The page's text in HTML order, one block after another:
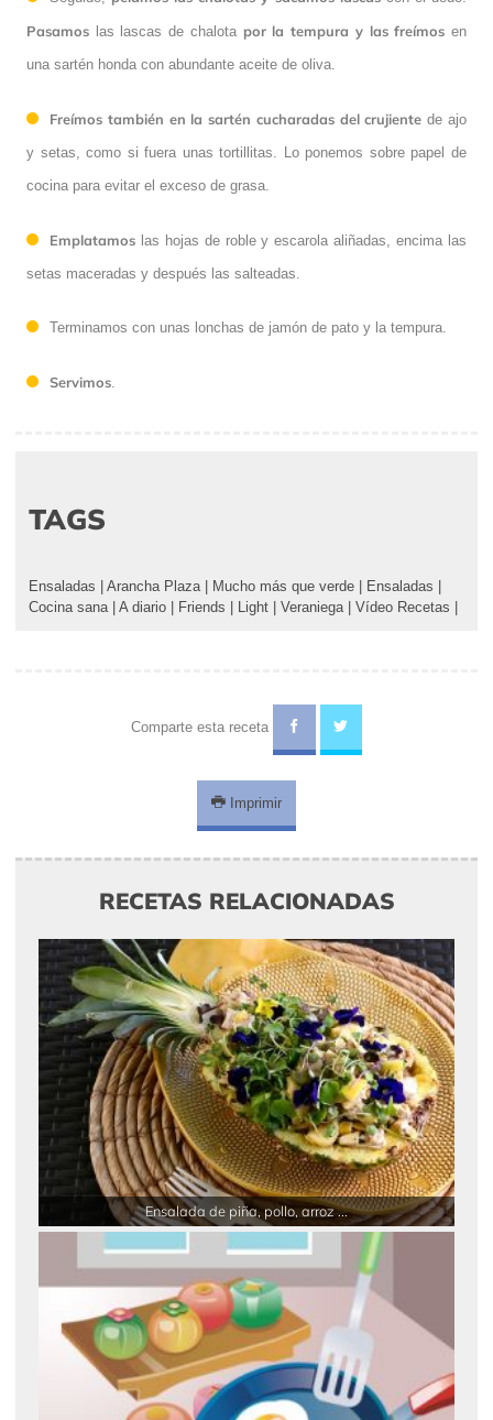
Pasamos las lascas de chalota por la tempura y las freímos en
una sartén honda con abundante aceite de oliva.
Freímos también en la sartén cucharadas del crujiente de ajo
y setas, como si fuera unas tortillitas. Lo ponemos sobre papel de
cocina para evitar el exceso de grasa.
Emplatamos las hojas de roble y escarola aliñadas, encima las
setas maceradas y después las salteadas.
Terminamos con unas lonchas de jamón de pato y la tempura.
Servimos
TAGS
Ensaladas Arancha Plaza Mucho más que verde Ensaladas
Cocina sana
A diario Friends Light Veraniega Vídeo Recetas
Comparte esta receta
Imprimir
RECETAS RELACIONADAS
Ensalada de piña, pollo, arroz ...